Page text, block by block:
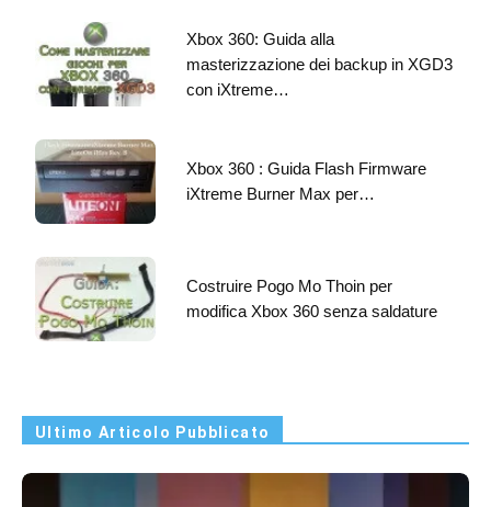
Xbox 360: Guida alla
masterizzazione dei backup in XGD3
con iXtreme…
Xbox 360 : Guida Flash Firmware
iXtreme Burner Max per…
Costruire Pogo Mo Thoin per
modifica Xbox 360 senza saldature
Ultimo Articolo Pubblicato